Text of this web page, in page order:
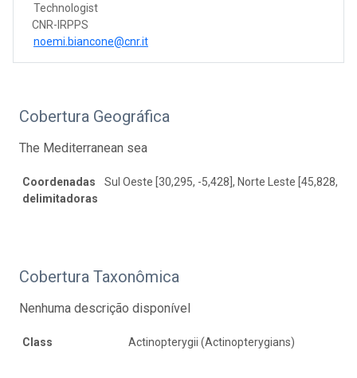
Technologist
CNR-IRPPS
noemi.biancone@cnr.it
Cobertura Geográfica
The Mediterranean sea
Coordenadas
delimitadoras
Sul Oeste [30,295, -5,428], Norte Leste [45,828,
Cobertura Taxonômica
Nenhuma descrição disponível
Class Actinopterygii (Actinopterygians)